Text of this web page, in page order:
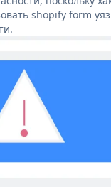
shopify form